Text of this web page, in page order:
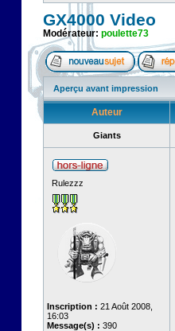
GX4000 Video
Modérateur: poulette73
Aperçu avant impression
Auteur
Giants
Rulezzz
Inscription : 21 Août 2008,
16:03
Message(s) : 390